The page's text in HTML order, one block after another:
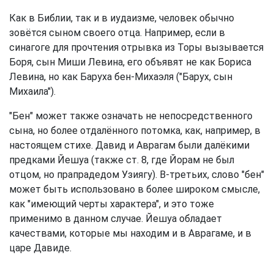
Как в Библии, так и в иудаизме, человек обычно
зовётся сыном своего отца. Например, если в
синагоге для прочтения отрывка из Торы вызывается
Боря, сын Миши Левина, его объявят не как Бориса
Левина, но как Баруха бен-Михаэля ("Барух, сын
Михаила").
"Бен" может также означать не непосредственного
сына, но более отдалённого потомка, как, например, в
настоящем стихе. Давид и Аврагам были далёкими
предками Йешуа (также ст. 8, где Йорам не был
отцом, но прапрадедом Узиягу). В-третьих, слово "бен"
может быть использовано в более широком смысле,
как "имеющий черты характера", и это тоже
применимо в данном случае. Йешуа обладает
качествами, которые мы находим и в Аврагаме, и в
царе Давиде.